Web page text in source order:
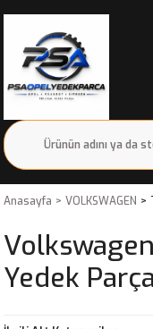
Anasayfa VOLKSWAGEN
Yedek Parça